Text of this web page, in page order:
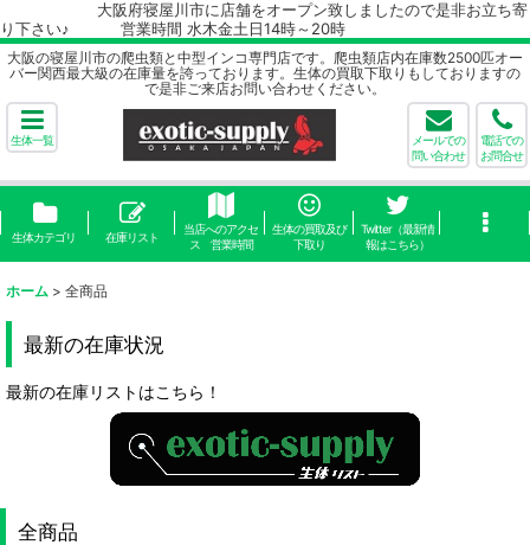
大阪府寝屋川市に店舗をオープン致しましたので是非お立ち寄
り下さい♪ 営業時間 水木金土日14時～20時
大阪の寝屋川市の爬虫類と中型インコ専門店です。爬虫類店内在庫数2500匹オー
バー関西最大級の在庫量を誇っております。生体の買取下取りもしておりますの
で是非ご来店お問い合わせください。
生体一覧
メールでの
問い合わせ
電話での
お問合せ
生体カテゴリ 在庫リスト
当店へのアクセ
ス 営業時間
生体の買取及び
下取り
Twitter（最新情
報はこちら）
ホーム > 全商品
最新の在庫状況
最新の在庫リストはこちら！
全商品